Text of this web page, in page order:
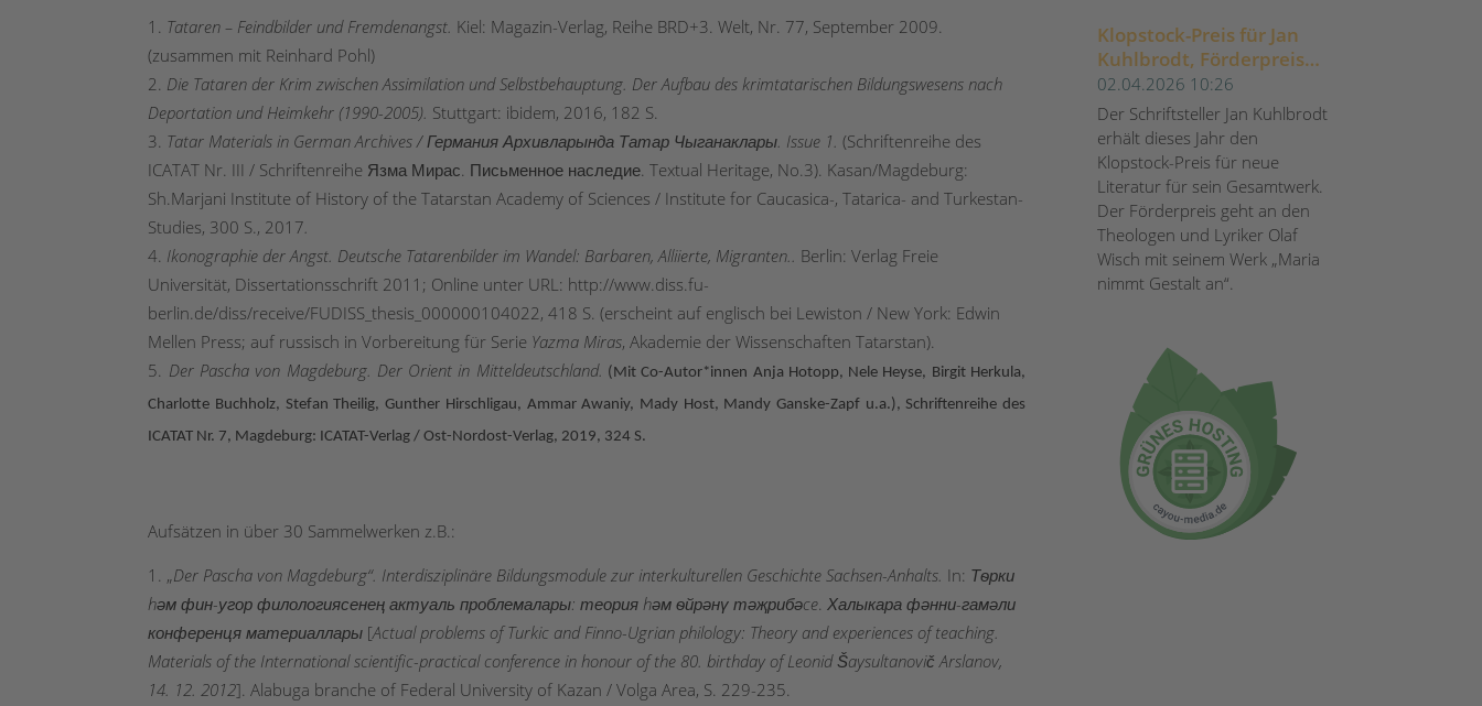
Tataren – Feindbilder und Fremdenangst. Kiel: Magazin-Verlag, Reihe BRD+3. Welt, Nr. 77, September 2009.
(zusammen mit Reinhard Pohl)
Die Tataren der Krim zwischen Assimilation und Selbstbehauptung. Der Aufbau des krimtatarischen Bildungswesens nach
Deportation und Heimkehr (1990-2005). Stuttgart: ibidem, 2016, 182 S.
Tatar Materials in German Archives / Германия Архивларында Татар Чыганаклары. Issue 1.(Schriftenreihe des
ICATAT Nr. III / Schriftenreihe Язма Мирас. Письменное наследие. Textual Heritage, No.3). Kasan/Magdeburg:
Sh.Marjani Institute of History of the Tatarstan Academy of Sciences / Institute for Caucasica-, Tatarica- and Turkestan-
Studies, 300 S., 2017.
Ikonographie der Angst. Deutsche Tatarenbilder im Wandel: Barbaren, Alliierte, Migranten.. Berlin: Verlag Freie
Universität, Dissertationsschrift 2011; Online unter URL: http://www.diss.fu-
berlin.de/diss/receive/FUDISS_thesis_000000104022, 418 S. (erscheint auf englisch bei Lewiston / New York: Edwin
Mellen Press; auf russisch in Vorbereitung für Serie Yazma Miras, Akademie der Wissenschaften Tatarstan).
Der Pascha von Magdeburg. Der Orient in Mitteldeutschland. (Mit Co-Autor*innen Anja Hotopp, Nele Heyse, Birgit Herkula,
Charlotte Buchholz, Stefan Theilig, Gunther Hirschligau, Ammar Awaniy, Mady Host, Mandy Ganske-Zapf u.a.), Schriftenreihe des
ICATAT Nr. 7, Magdeburg: ICATAT-Verlag / Ost-Nordost-Verlag, 2019, 324 S.
Aufsätzen in über 30 Sammelwerken z.B.:
„Der Pascha von Magdeburg“. Interdisziplinäre Bildungsmodule zur interkulturellen Geschichte Sachsen-Anhalts. In: Тѳрки
hәм фин-угор филологиясенең актуаль проблемалары: теория hәм ѳйрәнү тәҗрибәce.Халыкара фәнни-гамәли
конференця материаллары [Actual problems of Turkic and Finno-Ugrian philology: Theory and experiences of teaching.
Materials of the International scientific-practical conference in honour of the 80. birthday of Leonid Šaysultanovič Arslanov,
14. 12. 2012]. Alabuga branche of Federal University of Kazan / Volga Area, S. 229-235.
Klopstock-Preis für Jan
Kuhlbrodt, Förderpreis
für Olaf Wisch
02.04.2026 10:26
Der Schriftsteller Jan Kuhlbrodt
erhält dieses Jahr den
Klopstock-Preis für neue
Literatur für sein Gesamtwerk.
Der Förderpreis geht an den
Theologen und Lyriker Olaf
Wisch mit seinem Werk „Maria
nimmt Gestalt an“.